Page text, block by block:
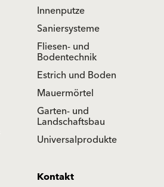
Innenputze
Saniersysteme
Fliesen- und
Bodentechnik
Estrich und Boden
Mauermörtel
Garten- und
Landschaftsbau
Universalprodukte
Kontakt